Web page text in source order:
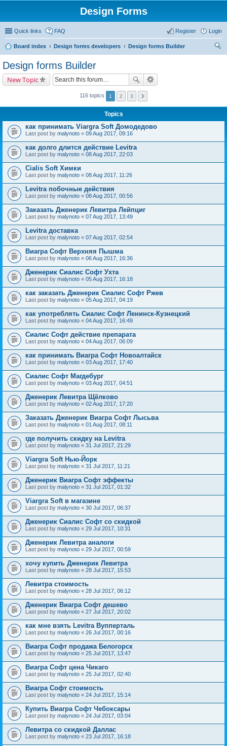
Design Forms
Quick links FAQ Login
Register
Board index Design forms developers
Design forms Builder
Design forms Builder
New Topic
116 topics 1 2 3
Topics
как принимать Viargra Soft Домодедово
Last post by malynoto « 09 Aug 2017, 09:16
как долго длится действие Levitra
Last post by malynoto « 08 Aug 2017, 22:03
Cialis Soft Химки
Last post by malynoto « 08 Aug 2017, 11:26
Levitra побочные действия
Last post by malynoto « 08 Aug 2017, 00:56
Заказать Дженерик Левитра Лейпциг
Last post by malynoto « 07 Aug 2017, 13:49
Levitra доставка
Last post by malynoto « 07 Aug 2017, 02:54
Виагра Софт Верхняя Пышма
Last post by malynoto « 06 Aug 2017, 16:36
Дженерик Сиалис Софт Ухта
Last post by malynoto « 05 Aug 2017, 16:18
как заказать Дженерик Сиалис Софт Ржев
Last post by malynoto « 05 Aug 2017, 04:19
как употреблять Сиалис Софт Ленинск-Кузнецкий
Last post by malynoto « 04 Aug 2017, 16:49
Сиалис Софт действие препарата
Last post by malynoto « 04 Aug 2017, 06:09
как принимать Виагра Софт Новоалтайск
Last post by malynoto « 03 Aug 2017, 17:40
Сиалис Софт Магдебург
Last post by malynoto « 03 Aug 2017, 04:51
Дженерик Левитра Щёлково
Last post by malynoto « 02 Aug 2017, 17:20
Заказать Дженерик Виагра Софт Лысьва
Last post by malynoto « 01 Aug 2017, 08:11
где получить скидку на Levitra
Last post by malynoto « 31 Jul 2017, 21:29
Viargra Soft Нью-Йорк
Last post by malynoto « 31 Jul 2017, 11:21
Дженерик Виагра Софт эффекты
Last post by malynoto « 31 Jul 2017, 01:32
Viargra Soft в магазине
Last post by malynoto « 30 Jul 2017, 06:37
Дженерик Сиалис Софт со скидкой
Last post by malynoto « 29 Jul 2017, 10:31
Дженерик Левитра аналоги
Last post by malynoto « 29 Jul 2017, 00:59
хочу купить Дженерик Левитра
Last post by malynoto « 28 Jul 2017, 15:53
Левитра стоимость
Last post by malynoto « 28 Jul 2017, 06:12
Дженерик Виагра Софт дешево
Last post by malynoto « 27 Jul 2017, 20:02
как мне взять Levitra Вупперталь
Last post by malynoto « 26 Jul 2017, 00:16
Виагра Софт продажа Белогорск
Last post by malynoto « 25 Jul 2017, 13:47
Виагра Софт цена Чикаго
Last post by malynoto « 25 Jul 2017, 02:40
Виагра Софт стоимость
Last post by malynoto « 24 Jul 2017, 15:14
Купить Виагра Софт Чебоксары
Last post by malynoto « 24 Jul 2017, 03:04
Левитра со скидкой Даллас
Last post by malynoto « 23 Jul 2017, 16:18